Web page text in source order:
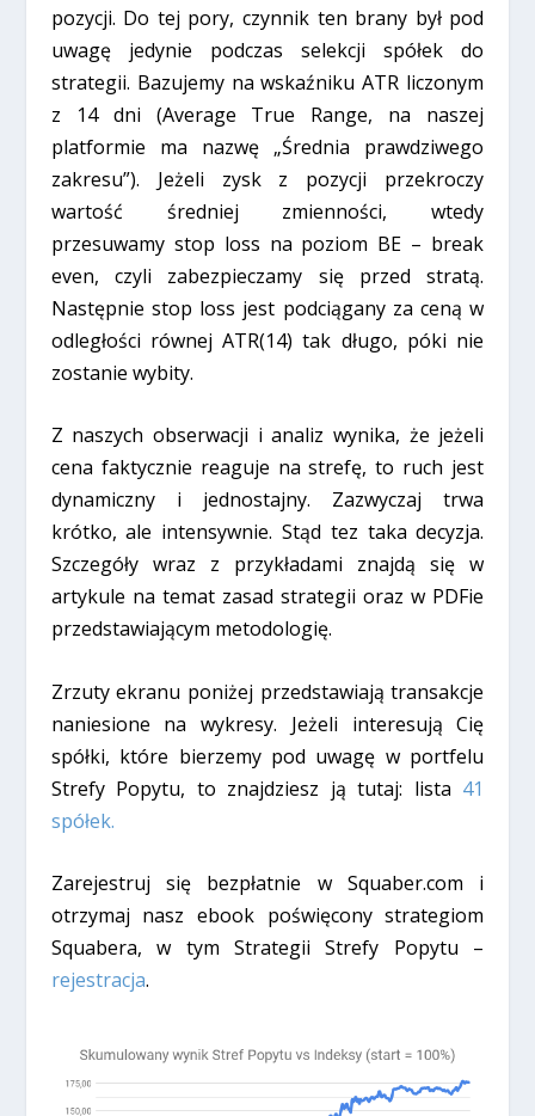
pozycji. Do tej pory, czynnik ten brany był pod
uwagę jedynie podczas selekcji spółek do
strategii. Bazujemy na wskaźniku ATR liczonym
z 14 dni (Average True Range, na naszej
platformie ma nazwę „Średnia prawdziwego
zakresu”). Jeżeli zysk z pozycji przekroczy
wartość średniej zmienności, wtedy
przesuwamy stop loss na poziom BE – break
even, czyli zabezpieczamy się przed stratą.
Następnie stop loss jest podciągany za ceną w
odległości równej ATR(14) tak długo, póki nie
zostanie wybity.
Z naszych obserwacji i analiz wynika, że jeżeli
cena faktycznie reaguje na strefę, to ruch jest
dynamiczny i jednostajny. Zazwyczaj trwa
krótko, ale intensywnie. Stąd tez taka decyzja.
Szczegóły wraz z przykładami znajdą się w
artykule na temat zasad strategii oraz w PDFie
przedstawiającym metodologię.
Zrzuty ekranu poniżej przedstawiają transakcje
naniesione na wykresy. Jeżeli interesują Cię
spółki, które bierzemy pod uwagę w portfelu
Strefy Popytu, to znajdziesz ją tutaj: lista 41
spółek.
Zarejestruj się bezpłatnie w Squaber.com i
otrzymaj nasz ebook poświęcony strategiom
Squabera, w tym Strategii Strefy Popytu –
rejestracja.